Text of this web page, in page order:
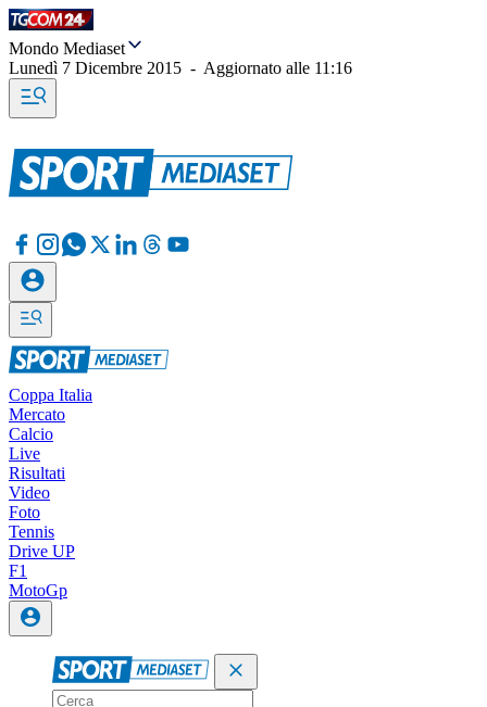
Mondo Mediaset
Lunedì 7 Dicembre 2015 - Aggiornato alle 11:16
Coppa Italia
Mercato
Calcio
Live
Risultati
Video
Foto
Tennis
Drive UP
F1
MotoGp